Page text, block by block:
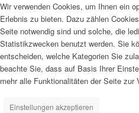
Wir verwenden Cookies, um Ihnen ein
Erlebnis zu bieten. Dazu zählen
Seite notwendig sind und solche, die
Statistikzwecken benutzt werden. Sie
entscheiden, welche Kategorien Sie
beachte Sie, dass auf Basis Ihrer
mehr alle Funktionalitäten der Seite zur
Einstellungen akzeptieren